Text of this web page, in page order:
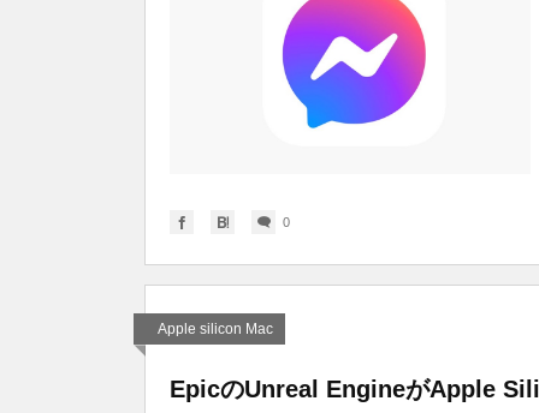
0
Apple silicon Mac
EpicのUnreal EngineがApple